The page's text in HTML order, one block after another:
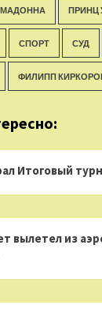
ПРИНЦ
СПОРТ СУД
ФИЛИПП
Итоговый
вылетел из